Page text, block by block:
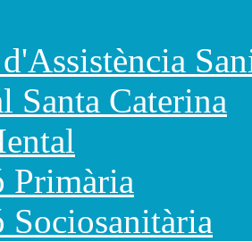
Santa Caterina
Primària
Sociosanitària